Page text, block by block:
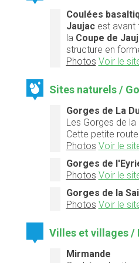
Coulées
Jaujacest avant
la Coupe de
structure en
Photos Voir le
Sites naturels /
Gorges de La
Les Gorges de
Cette petite
Photos Voir le
Gorges de
Photos Voir le
Gorges de la
Photos Voir le
Villes et villages /
Mirmande